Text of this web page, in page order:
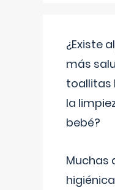
¿Existe
más
toallitas
la
bebé?
Muchas